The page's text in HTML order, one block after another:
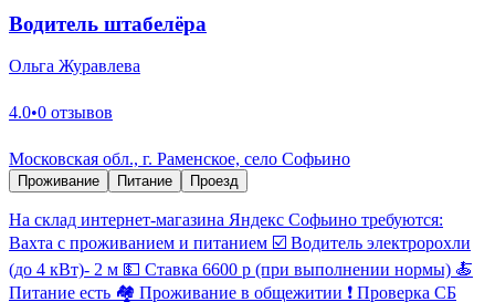
Водитель штабелёра
Ольга Журавлева
4.0•0 отзывов
Московская обл., г. Раменское, село Софьино
Проживание Питание Проезд
На склад интернет-магазина Яндекс Софьино требуются:
Вахта с проживанием и питанием ☑️ Водитель электророхли
(до 4 кВт)- 2 м 💵 Ставка 6600 р (при выполнении нормы) 🍝
Питание есть 🏘 Проживание в общежитии ❗️ Проверка СБ